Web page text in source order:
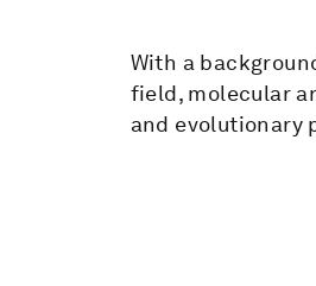
With a
field, molecular
and evolutionary